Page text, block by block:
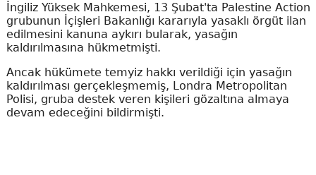
İngiliz Yüksek Mahkemesi, 13 Şubat'ta Palestine Action
grubunun İçişleri Bakanlığı kararıyla yasaklı örgüt ilan
edilmesini kanuna aykırı bularak, yasağın
kaldırılmasına hükmetmişti.
Ancak hükümete temyiz hakkı verildiği için yasağın
kaldırılması gerçekleşmemiş, Londra Metropolitan
Polisi, gruba destek veren kişileri gözaltına almaya
devam edeceğini bildirmişti.